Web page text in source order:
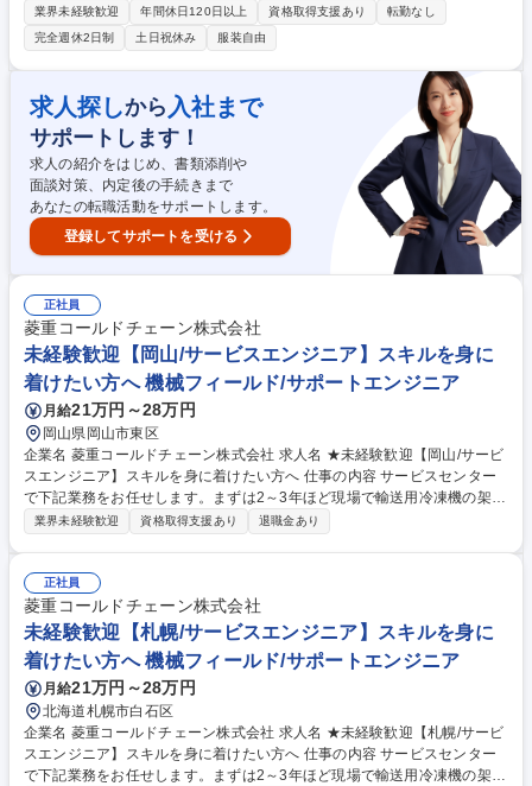
ーリーテリング」発想を軸としたプロモーション設計とブランド戦略の提
案～実行までディレクションをメイン担当として担います ■代理店経由の
案件に対し、上流のPR戦略の企画・立案から実行までを一気通貫してデ
ィレクション■プレスリリースの作成、メディアへの情報発信、イベント
の企画・運営などを通じて顧客のブランド価値向上に貢献 ■案件は数か月
単位のプロジェクトが主で短い時間でさまざまな業界案件の経験が獲得可
能 ■入社後早期に案件のメイン担当など大きな裁量権をお渡し。同業の企
業様と比べPRパーソンとして早い成長が可能 募集職種 【PRブランドプ
ロデューサー/1局】大手クライアント案件で規模◎成長率業界1位
業界未経験歓迎 年間休日120日以上 資格取得支援あり
転勤なし
完全週休2日制
土日祝休み 服装自由
求人探しから 入社まで
サポートします！
求人の紹介をはじめ、書類添削や
面談対策、内定後の手続きまで
あなたの転職活動をサポートします。
登録してサポートを受ける
正社員
菱重コールドチェーン株式会社
未経験歓迎【岡山/サービスエンジニア】スキルを身に
着けたい方へ 機械フィールド/サポートエンジニア
月給21万円～28万円
岡山県岡山市東区
企業名 菱重コールドチェーン株式会社 求人名 ★未経験歓迎【岡山/サービ
スエンジニア】スキルを身に着けたい方へ 仕事の内容 サービスセンター
で下記業務をお任せします。まずは2～3年ほど現場で輸送用冷凍機の架
装/修理/定期メンテナンス経験を積むため、工具を使った現場作業に携わ
の輸送用冷凍機(業界シェア30％)■現場作業:サービスセンター内で新車ト
ラックへの製品架装/入庫した顧客の製品修理/顧客先でのメンテナンス■内
勤:顧客より問い合わせのあった製品修理を差配し協力会社へ対応依頼/部
品管理/発注等【入社後】当初は現場作業を学び、将来的に経験を活かし外
勤:内勤=3:7のイメージです。 募集職種 ★未経験歓迎【岡山/サービスエン
ジニア】スキルを身に着けたい方へ
業界未経験歓迎 資格取得支援あり 退職金あり
正社員
菱重コールドチェーン株式会社
未経験歓迎【札幌/サービスエンジニア】スキルを身に
着けたい方へ 機械フィールド/サポートエンジニア
月給21万円～28万円
北海道札幌市白石区
企業名 菱重コールドチェーン株式会社 求人名 ★未経験歓迎【札幌/サービ
スエンジニア】スキルを身に着けたい方へ 仕事の内容 サービスセンター
で下記業務をお任せします。まずは2～3年ほど現場で輸送用冷凍機の架